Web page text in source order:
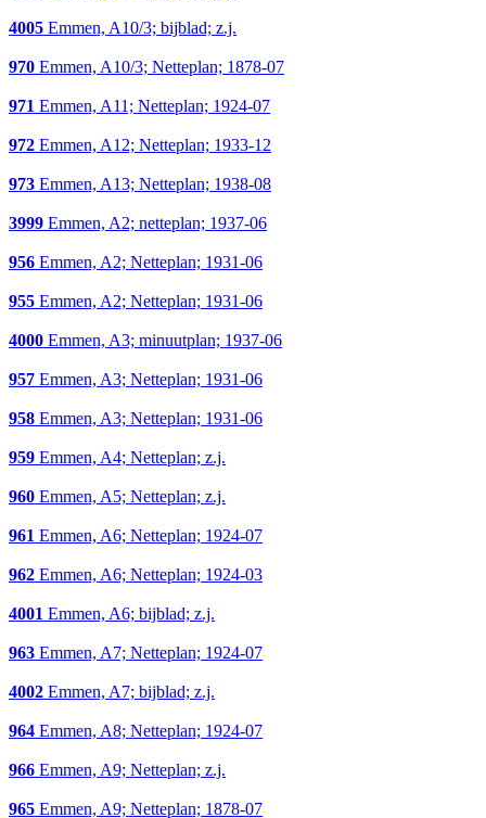
4005 Emmen, A10/3; bijblad; z.j.
970 Emmen, A10/3; Netteplan; 1878-07
971 Emmen, A11; Netteplan; 1924-07
972 Emmen, A12; Netteplan; 1933-12
973 Emmen, A13; Netteplan; 1938-08
3999 Emmen, A2; netteplan; 1937-06
956 Emmen, A2; Netteplan; 1931-06
955 Emmen, A2; Netteplan; 1931-06
4000 Emmen, A3; minuutplan; 1937-06
957 Emmen, A3; Netteplan; 1931-06
958 Emmen, A3; Netteplan; 1931-06
959 Emmen, A4; Netteplan; z.j.
960 Emmen, A5; Netteplan; z.j.
961 Emmen, A6; Netteplan; 1924-07
962 Emmen, A6; Netteplan; 1924-03
4001 Emmen, A6; bijblad; z.j.
963 Emmen, A7; Netteplan; 1924-07
4002 Emmen, A7; bijblad; z.j.
964 Emmen, A8; Netteplan; 1924-07
966 Emmen, A9; Netteplan; z.j.
965 Emmen, A9; Netteplan; 1878-07